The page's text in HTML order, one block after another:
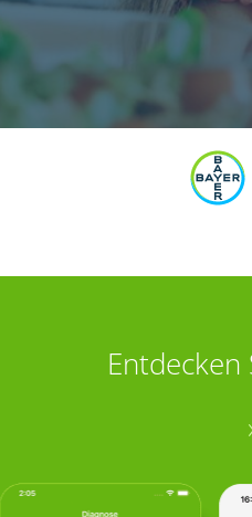
Entdecken